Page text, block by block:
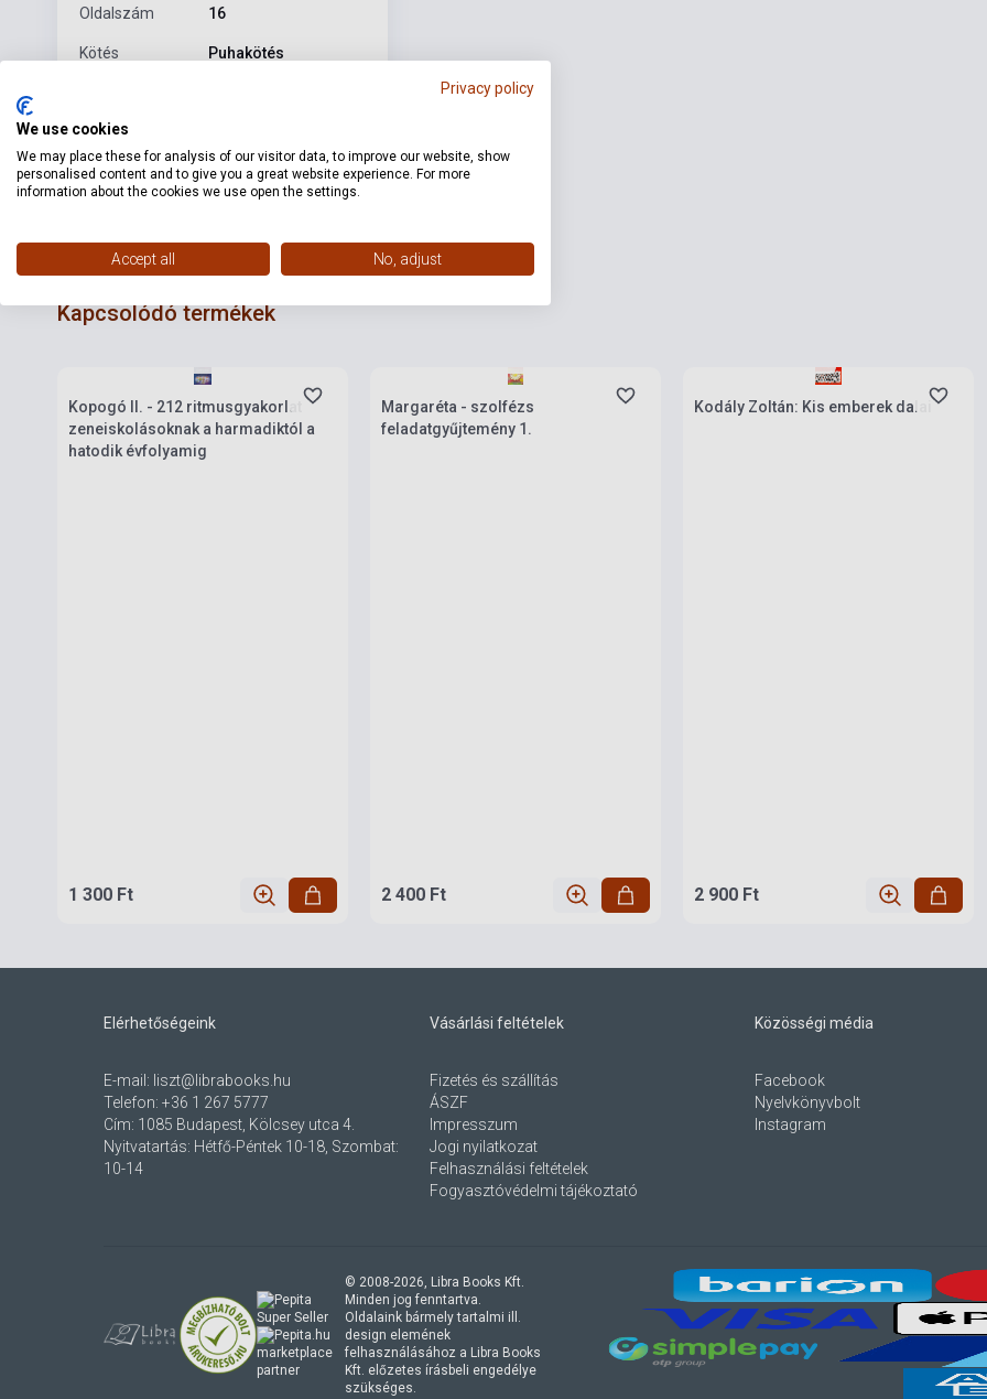
Oldalszám 16
Kötés Puhakötés
Kiadási év
Formátum Kotta
Kapcsolódó termékek
Kopogó II. - 212 ritmusgyakorlat
zeneiskolásoknak a harmadiktól a
hatodik évfolyamig
1 300 Ft
Margaréta - szolfézs
feladatgyűjtemény 1.
2 400 Ft
Kodály Zoltán: Kis emberek dalai
2 900 Ft
Elérhetőségeink
E-mail: liszt@librabooks.hu
Telefon: +36 1 267 5777
Cím: 1085 Budapest, Kölcsey utca 4.
Nyitvatartás: Hétfő-Péntek 10-18, Szombat:
10-14
Vásárlási feltételek
Fizetés és szállítás
ÁSZF
Impresszum
Jogi nyilatkozat
Felhasználási feltételek
Fogyasztóvédelmi tájékoztató
Közösségi média
Facebook
Nyelvkönyvbolt
Instagram
© 2008-2026, Libra Books Kft.
Minden jog fenntartva.
Oldalaink bármely tartalmi ill.
design elemének
felhasználásához a Libra Books
Kft. előzetes írásbeli engedélye
szükséges.
marketplace
partner
Privacy policy
We use cookies
We may place these for analysis of our visitor data, to improve our website, show
personalised content and to give you a great website experience. For more
information about the cookies we use open the settings.
Accept all No, adjust